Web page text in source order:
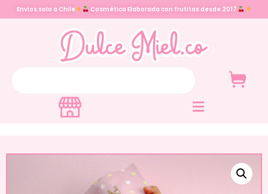
Envios solo a Chile Cosmética Elaborada con frutitas desde 2017